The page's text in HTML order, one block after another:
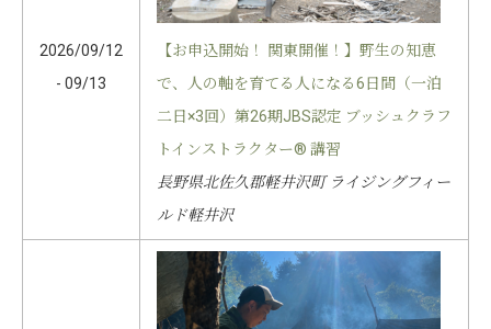
2026/09/12
- 09/13
【お申込開始！ 関東開催！】野生の知恵
で、人の軸を育てる人になる6日間（一泊
二日×3回）第26期JBS認定 ブッシュクラフ
トインストラクター® 講習
長野県北佐久郡軽井沢町 ライジングフィー
ルド軽井沢